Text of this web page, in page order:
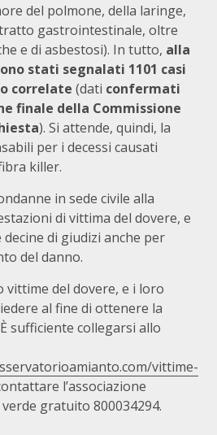
del polmone, della laringe,
gastrointestinale, oltre
e di asbestosi). In tutto, alla
stati segnalati 1101 casi
correlate (dati confermati
finale della Commissione
). Si attende, quindi, la
per i decessi causati
killer.
in sede civile alla
di vittima del dovere, e
di giudizi anche per
del danno.
del dovere, e i loro
al fine di ottenere la
sufficiente collegarsi allo
vittime-
l’associazione
gratuito 800034294.